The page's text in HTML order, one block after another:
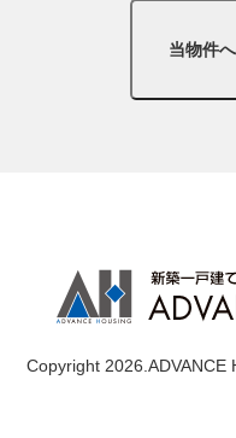
Copyright 2026.ADVANCE